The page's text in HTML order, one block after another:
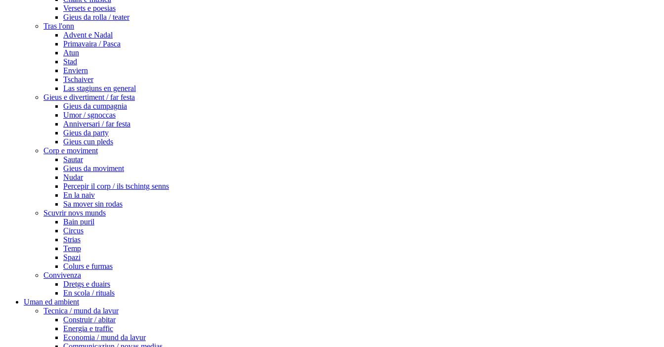
Versets e poesias
Gieus da rolla / teater
Tras l'onn
Advent e Nadal
Primavaira / Pasca
Atun
Stad
Enviern
Tschaiver
Las stagiuns en general
Gieus e divertiment / far festa
Gieus da cumpagnia
Umor / sgnoccas
Anniversari / far festa
Gieus da party
Gieus cun pleds
Corp e moviment
Sautar
Gieus da moviment
Nudar
Percepir il corp / ils tschintg senns
En la naiv
Sa mover sin rodas
Scuvrir novs munds
Bain puril
Circus
Strias
Temp
Spazi
Colurs e furmas
Convivenza
Dretgs e duairs
En scola / rituals
Uman ed ambient
Tecnica / mund da lavur
Construir / abitar
Energia e traffic
Economia / mund da lavur